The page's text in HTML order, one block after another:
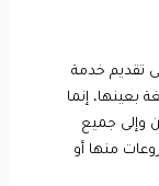
تقديم خدمة
بعينها، إنما
وإلى جميع
منها أو